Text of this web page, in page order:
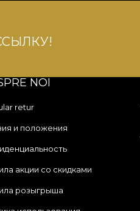
NOI
retur
и положения
акции со скидками
розыгрыша